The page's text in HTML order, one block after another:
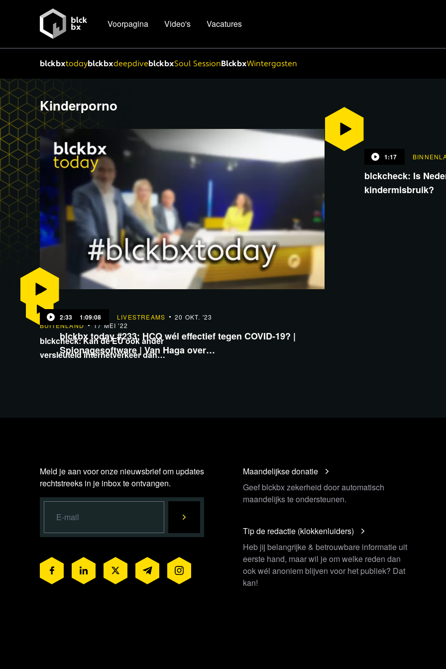
Voorpagina Video's Vacatures
blckbxtodayblckbxdeepdiveblckbxSoul SessionBlckbxWintergasten
Kinderporno
1:09:08 LIVESTREAMS 20 OKT. '23
blckbx today #233: HCQ wél effectief tegen COVID-19? |
Spionagesoftware | Van Haga over…
1:17
blckcheck: Is
kindermisbruik?
2:33
BUITENLAND 17 MEI '22
blckcheck: Kan de EU ook ander
versleuteld internetverkeer dan
Meld je aan voor onze nieuwsbrief om updates
rechtstreeks in je inbox te ontvangen.
Maandelijkse donatie
Geef blckbx zekerheid door automatisch
maandelijks te ondersteunen.
Tip de redactie (klokkenluiders)
Heb jij belangrijke & betrouwbare informatie uit
eerste hand, maar wil je om welke reden dan
ook wél anoniem blijven voor het publiek? Dat
kan!